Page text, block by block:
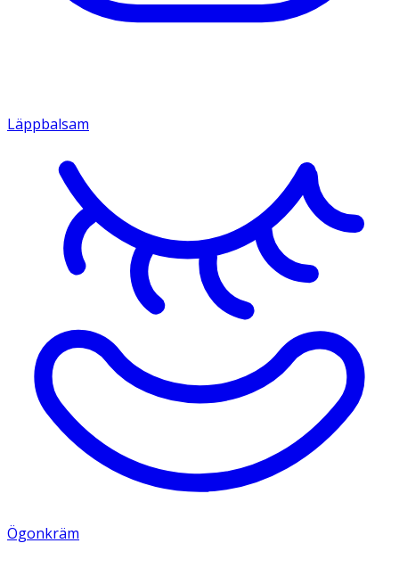
Läppbalsam
Ögonkräm